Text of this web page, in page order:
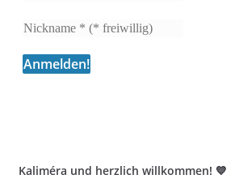
Kaliméra und herzlich willkommen! 💙